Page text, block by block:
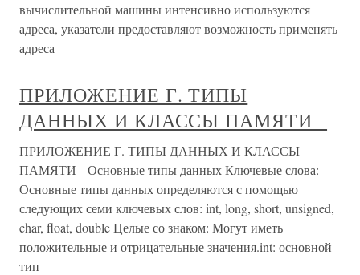
вычислительной машины интенсивно используются
адреса, указатели предоставляют возможность применять
адреса
ПРИЛОЖЕНИЕ Г. ТИПЫ
ДАННЫХ И КЛАССЫ ПАМЯТИ
ПРИЛОЖЕНИЕ Г. ТИПЫ ДАННЫХ И КЛАССЫ
ПАМЯТИ Основные типы данных Ключевые слова:
Основные типы данных определяются с помощью
следующих семи ключевых слов: int, long, short, unsigned,
char, float, double Целые со знаком: Могут иметь
положительные и отрицательные значения.int: основной
тип